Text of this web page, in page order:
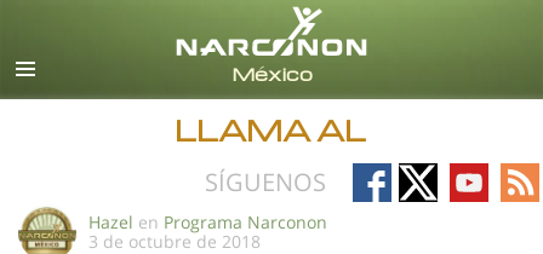
Español
Todas las Regiones/Idiomas
LLAMA AL
SÍGUENOS
Follow
on
Follow
on
Follow
on
on
Hazel en Programa Narconon
3 de octubre de 2018